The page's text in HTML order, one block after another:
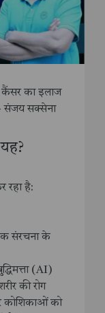
का इलाज
संजय सक्सेना
रहा है:
संरचना के
(AI)
की रोग
कोशिकाओं को